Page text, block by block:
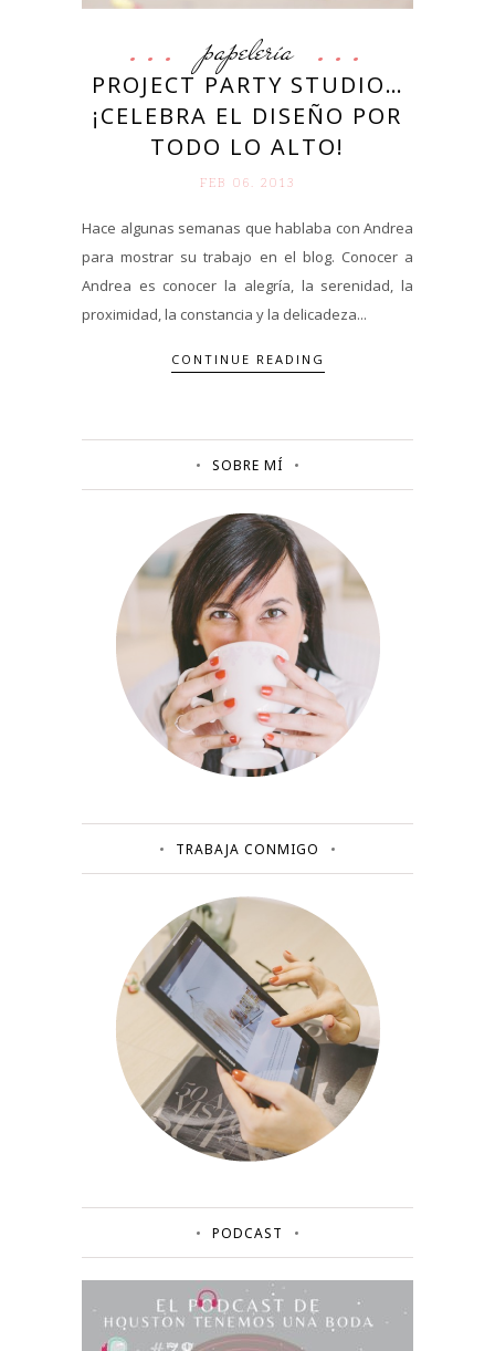
papelería
PROJECT PARTY STUDIO…
¡CELEBRA EL DISEÑO POR
TODO LO ALTO!
FEB 06. 2013
Hace algunas semanas que hablaba con Andrea
para mostrar su trabajo en el blog. Conocer a
Andrea es conocer la alegría, la serenidad, la
proximidad, la constancia y la delicadeza...
CONTINUE READING
SOBRE MÍ
TRABAJA CONMIGO
PODCAST